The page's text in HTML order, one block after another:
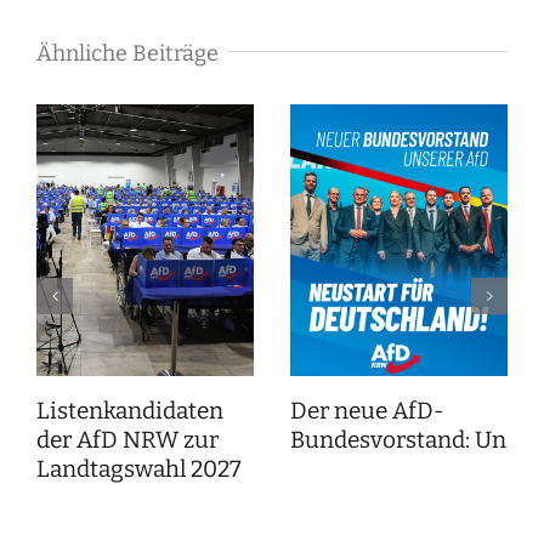
Ähnliche Beiträge
Listenkandidaten
der AfD NRW zur
Landtagswahl 2027
Der neue AfD-
Bundesvorstand: